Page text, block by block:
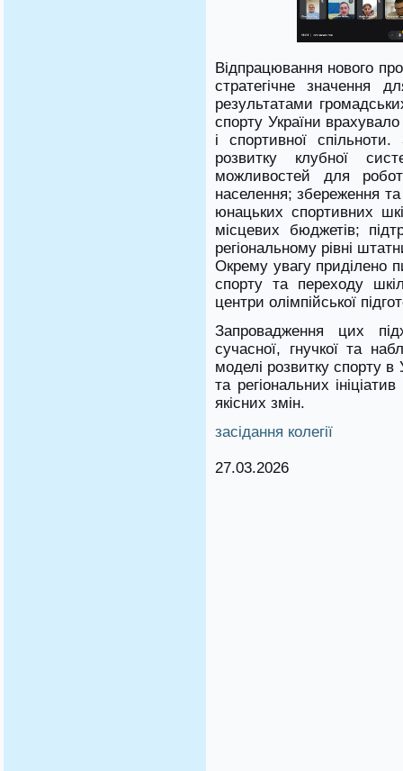
Відпрацювання нового
стратегічне значення
результатами
спорту України
і спортивної
розвитку клубної
можливостей для
населення; збереження
юнацьких спортивних
місцевих бюджетів;
регіональному рівні
Окрему увагу приділено
спорту та переходу
центри олімпійської
Запровадження цих
сучасної, гнучкої та
моделі розвитку спорту в
та регіональних
якісних змін.
засідання колегії
27.03.2026